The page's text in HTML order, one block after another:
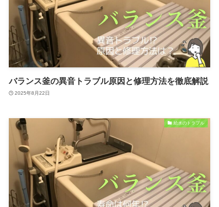
バランス釜の異音トラブル原因と修理方法を徹底解説
2025年8月22日
給水のトラブル